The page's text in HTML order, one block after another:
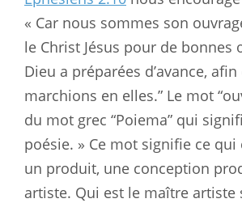
« Car nous sommes son
le Christ Jésus pour de bonnes
Dieu a préparées d’avance,
marchions en elles.” Le mot
du mot grec “Poiema” qui
poésie. » Ce mot signifie ce qui
un produit, une conception
artiste. Qui est le maître artiste